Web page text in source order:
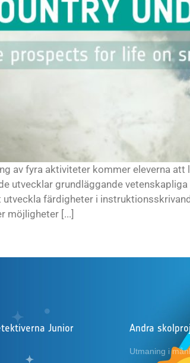
av fyra aktiviteter kommer eleverna
utvecklar grundläggande
färdigheter i
möjligheter [...]
Junior Andra
Utmaning i